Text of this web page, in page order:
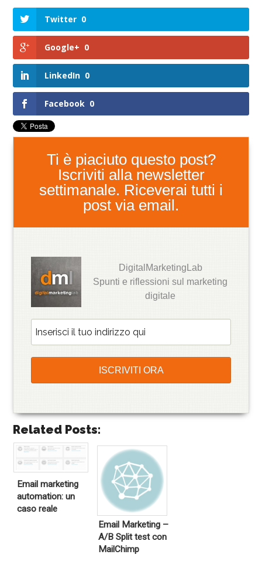
Twitter 0
Google+ 0
LinkedIn 0
Facebook 0
Ti è piaciuto questo post?
Iscriviti alla newsletter
settimanale. Riceverai tutti i
post via email.
DigitalMarketingLab
Spunti e riflessioni sul marketing
digitale
Related Posts:
Email marketing
automation: un
caso reale
Email Marketing –
A/B Split test con
MailChimp